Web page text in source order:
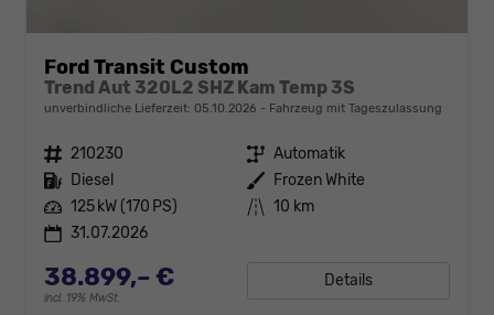
Ford Transit Custom
Trend Aut 320L2 SHZ Kam Temp 3S
unverbindliche Lieferzeit: 05.10.2026 Fahrzeug mit Tageszulassung
Fahrzeugnr. 210230 Getriebe Automatik
Kraftstoff Diesel Außenfarbe Frozen White
Leistung 125 kW (170 PS) Kilometerstand 10 km
31.07.2026
38.899,– €
incl. 19% MwSt.
Details